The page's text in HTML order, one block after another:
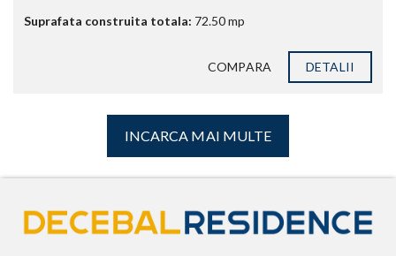
Suprafata construita totala: 72.50mp
COMPARA DETALII
INCARCA MAI MULTE